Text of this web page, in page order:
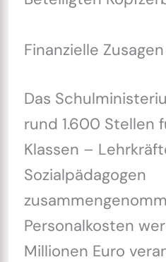
Finanzielle
Das
rund 1.600 Stellen
Klassen –
Sozialpädagogen
Personalkosten
Millionen Euro